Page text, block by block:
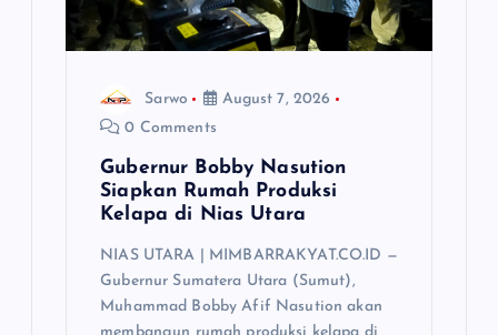
Sarwo
August 7, 2026
0 Comments
Gubernur Bobby Nasution
Siapkan Rumah Produksi
Kelapa di Nias Utara
NIAS UTARA | MIMBARRAKYAT.CO.ID —
Gubernur Sumatera Utara (Sumut),
Muhammad Bobby Afif Nasution akan